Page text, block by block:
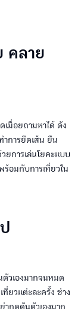
คลาย
เมื่อยถามหาได้ ดัง
ำการยืดเส้น ยืน
ยการเล่นโยคะแบบ
อมกับการเที่ยวใน
วเองมากจนหมด
ที่ยวแต่ะละครั้ง ช่าง
ากดดันตัวเองมาก